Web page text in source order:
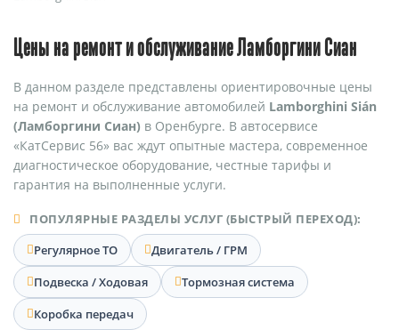
Цены на ремонт и обслуживание Ламборгини Сиан
В данном разделе представлены ориентировочные цены
на ремонт и обслуживание автомобилей Lamborghini Sián
(Ламборгини Сиан) в Оренбурге. В автосервисе
«КатСервис 56» вас ждут опытные мастера, современное
диагностическое оборудование, честные тарифы и
гарантия на выполненные услуги.
ПОПУЛЯРНЫЕ РАЗДЕЛЫ УСЛУГ (БЫСТРЫЙ ПЕРЕХОД):
Регулярное ТО
Двигатель / ГРМ
Подвеска / Ходовая
Тормозная система
Коробка передач